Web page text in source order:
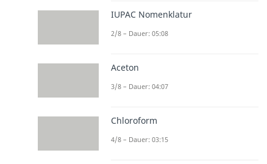
IUPAC Nomenklatur
2/8 – Dauer: 05:08
Aceton
3/8 – Dauer: 04:07
Chloroform
4/8 – Dauer: 03:15